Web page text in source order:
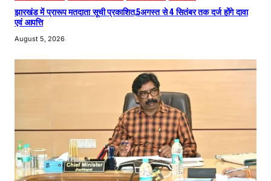
झारखंड में प्रारूप मतदाता सूची प्रकाशित,5अगस्त से 4 सितंबर तक दर्ज होंगे दावा
एवं आपत्ति
August 5, 2026